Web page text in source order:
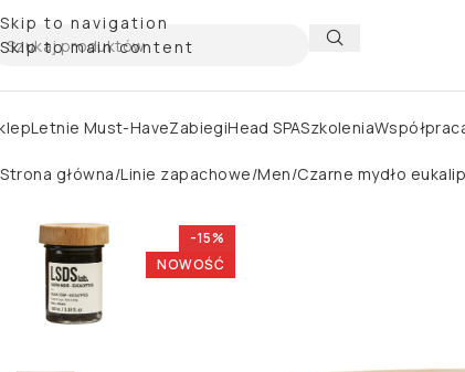
Skip to navigation
Skip to main content
Letnie Must-HaveZabiegiHead SPASzkolenia
Strona główna Linie zapachowe Men Czarne mydło
-15%
NOWOŚĆ